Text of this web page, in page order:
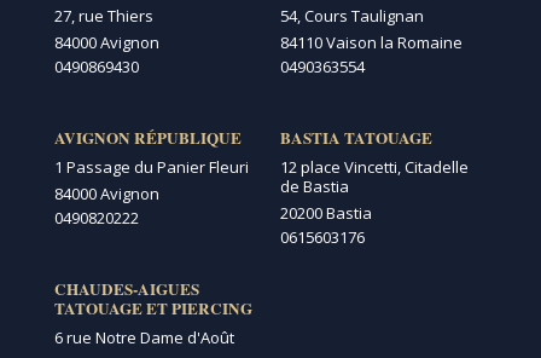
27, rue Thiers
84000 Avignon
0490869430
AVIGNON RÉPUBLIQUE
1 Passage du Panier Fleuri
84000 Avignon
0490820222
CHAUDES-AIGUES
TATOUAGE ET PIERCING
6 rue Notre Dame d'Août
54, Cours Taulignan
84110 Vaison la Romaine
0490363554
BASTIA TATOUAGE
12 place Vincetti, Citadelle
de Bastia
20200 Bastia
0615603176